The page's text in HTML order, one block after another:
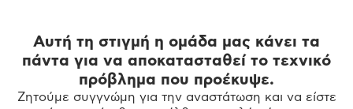
Αυτή τη στιγμή η ομάδα μας κάνει τα
πάντα για να αποκατασταθεί το τεχνικό
πρόβλημα που προέκυψε.
Ζητούμε συγγνώμη για την αναστάτωση και να είστε